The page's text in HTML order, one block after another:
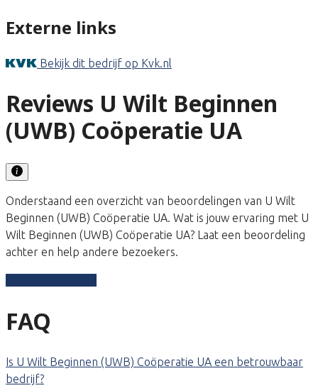
Externe links
Bekijk dit bedrijf op Kvk.nl
Reviews U Wilt Beginnen
(UWB) Coöperatie UA
Onderstaand een overzicht van beoordelingen van U Wilt
Beginnen (UWB) Coöperatie UA. Wat is jouw ervaring met U
Wilt Beginnen (UWB) Coöperatie UA? Laat een beoordeling
achter en help andere bezoekers.
FAQ
Is U Wilt Beginnen (UWB) Coöperatie UA een betrouwbaar
bedrijf?